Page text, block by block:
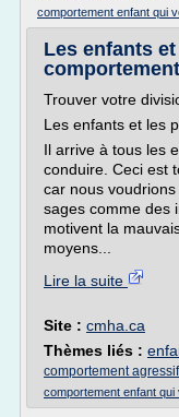
comportement enfant qui
Les enfants
Trouver votre
Les enfants et les
Il arrive à tous les
conduire. Ceci est
car nous
sages comme des
motivent la
moyens...
Lire la suite
Site : cmha.ca
Thèmes liés :
comportement
comportement enfant qui